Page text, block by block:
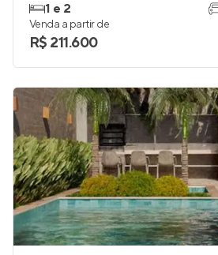
1 e 2
Venda a partir de
R$ 211.600